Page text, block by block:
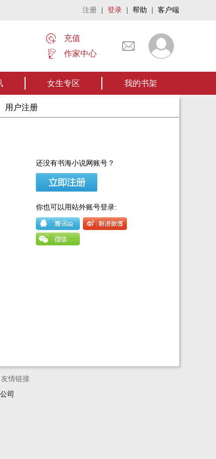
注册 登录 帮助 客户端
充值
作家中心
女生专区 我的书架
用户注册
还没有书海小说网账号？
你也可以用站外账号登录:
友情链接
司